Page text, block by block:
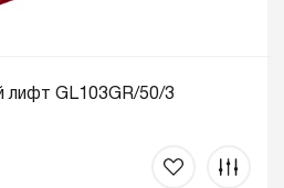
лифт GL103GR/50/3